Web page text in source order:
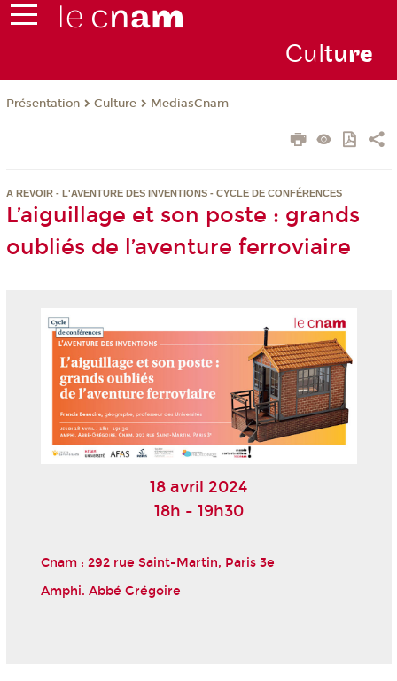
Culture
Présentation Culture MediasCnam
A REVOIR - L'AVENTURE DES INVENTIONS - CYCLE DE CONFÉRENCES
L’aiguillage et son poste : grands
oubliés de l’aventure ferroviaire
18 avril 2024
18h - 19h30
Cnam : 292 rue Saint-Martin, Paris 3e
Amphi. Abbé Grégoire